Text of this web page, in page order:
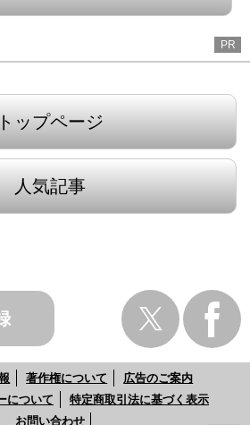
PR
トップページ
人気記事
著作権について
広告のご案内
について
特定商取引法に基づく表示
お問い合わせ